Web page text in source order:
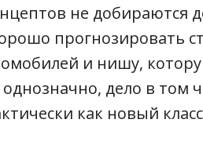
не добираются
прогнозировать
и нишу,
однозначно, дело в том
как новый